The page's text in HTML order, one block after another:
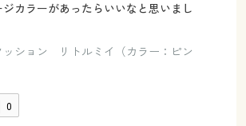
カラーがあったらいいなと思いまし
ッション リトルミイ（カラー：ピン
0